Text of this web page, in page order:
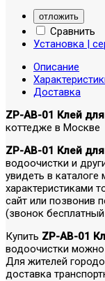
отложить
Сравнить
Установка |
Описание
Доставка
ZP-AB-01 Клей
коттедже в Москве
ZP-AB-01 Клей
водоочистки и
увидеть в каталоге
характеристиками
сайт или позвонив
(звонок
Купить ZP-AB-01
водоочистки
Для жителей
доставка